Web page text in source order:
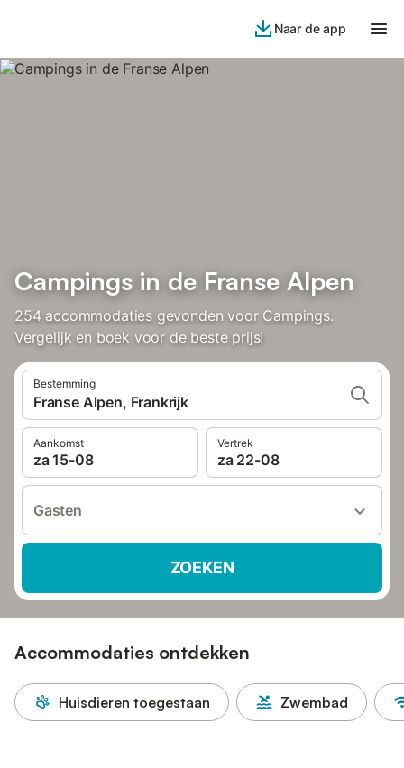
Naar de app
Campings in de Franse Alpen
254 accommodaties gevonden voor Campings.
Vergelijk en boek voor de beste prijs!
Bestemming
Franse Alpen, Frankrijk
Aankomst
za 15-08
Vertrek
za 22-08
Gasten
ZOEKEN
Accommodaties ontdekken
Huisdieren toegestaan Zwembad